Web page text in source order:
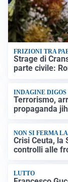
FRIZIONI TRA
Strage di
parte civile:
INDAGINE DIGOS
Terrorismo,
propaganda
NON SI FERMA
Crisi Ceuta, la
controlli alle
LUTTO